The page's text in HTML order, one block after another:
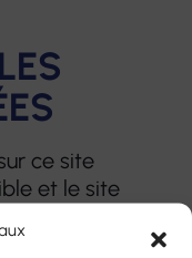
ce site
et le site
de
des